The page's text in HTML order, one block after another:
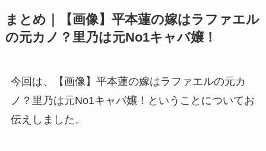
まとめ｜【画像】平本蓮の嫁はラファエル
の元カノ？里乃は元No1キャバ嬢！
今回は、【画像】平本蓮の嫁はラファエルの元カ
ノ？里乃は元No1キャバ嬢！ということについてお
伝えしました。